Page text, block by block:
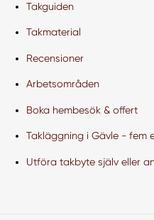
Takguiden
Takmaterial
Recensioner
Arbetsområden
Boka hembesök & offert
Takläggning i Gävle - fem
Utföra takbyte själv eller